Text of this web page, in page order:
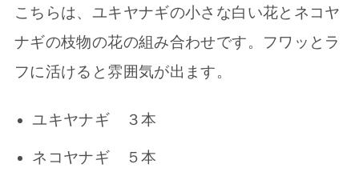
こちらは、ユキヤナギの小さな白い花とネコヤ
ナギの枝物の花の組み合わせです。フワッとラ
フに活けると雰囲気が出ます。
ユキヤナギ ３本
ネコヤナギ ５本